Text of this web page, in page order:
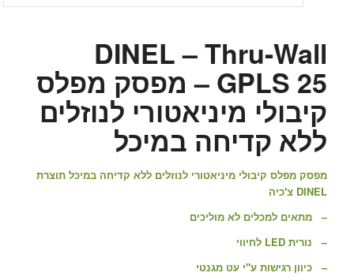
DINEL – Thru-Wall
GPLS 25 – מפסק מפלס
קיבולי מיניאטורי לנוזלים
ללא קדיחה במיכל
מפסק מפלס קיבולי מיניאטורי לנוזלים ללא קדיחה במיכל תוצרת
DINEL צ'כיה
– מתאים למכלים לא מוליכים
– נורית LED לחיווי
– כיוון רגישות ע"י עט מגנטי